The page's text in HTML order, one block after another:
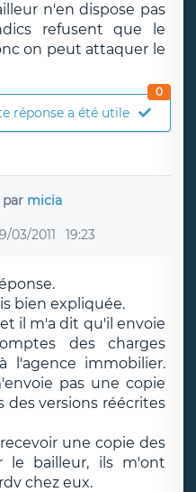
n'en dispose pas
refusent que le
on peut attaquer le
réponse a été utile
0
par micia
03/2011 19:23
bien expliquée.
il m'a dit qu'il envoie
des charges
l'agence immobilier.
pas une copie
des versions réécrites
une copie des
le bailleur, ils m'ont
chez eux.